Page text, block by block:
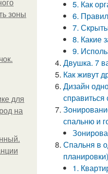
зоны
для
на
5. Как
6.
7.
8. Какие
9.
Двушка. 7
Как живут
Дизайн
спальню и
Спальня в
планировки)
1.